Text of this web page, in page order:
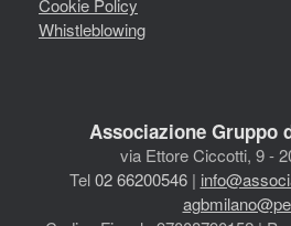
Whistleblowing
Associazione Gruppo
via Ettore Ciccotti, 9 -
Tel02 66200546|